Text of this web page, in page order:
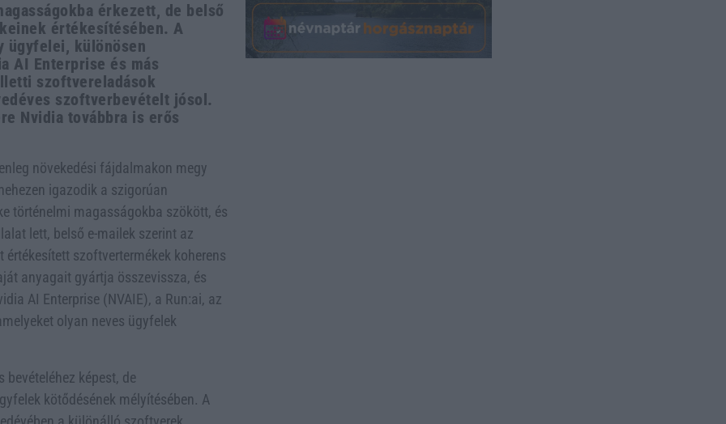
érkezett, de belső
értékesítésében. A
ügyfelei, különösen
AI Enterprise és más
szoftvereladások
szoftverbevételt jósol.
Nvidia továbbra is erős
növekedési fájdalmakon megy
igazodik a szigorúan
történelmi magasságokba szökött, és
lett, belső e-mailek szerint az
szoftvertermékek koherens
anyagait gyártja összevissza, és
AI Enterprise (NVAIE), a Run:ai, az
olyan neves ügyfelek
bevételéhez képest, de
kötődésének mélyítésében. A